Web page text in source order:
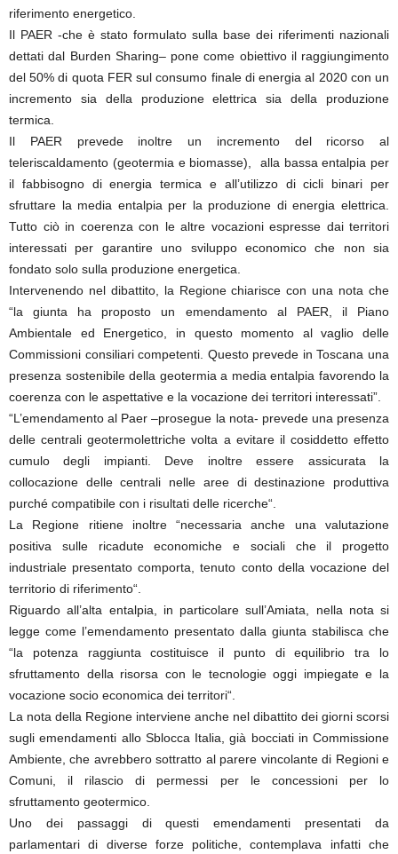
riferimento energetico.
Il PAER -che è stato formulato sulla base dei riferimenti nazionali
dettati dal Burden Sharing– pone come obiettivo il raggiungimento
del 50% di quota FER sul consumo finale di energia al 2020 con un
incremento sia della produzione elettrica sia della produzione
termica.
Il PAER prevede inoltre un incremento del ricorso al
teleriscaldamento (geotermia e biomasse), alla bassa entalpia per
il fabbisogno di energia termica e all’utilizzo di cicli binari per
sfruttare la media entalpia per la produzione di energia elettrica.
Tutto ciò in coerenza con le altre vocazioni espresse dai territori
interessati per garantire uno sviluppo economico che non sia
fondato solo sulla produzione energetica.
Intervenendo nel dibattito, la Regione chiarisce con una nota che
“la giunta ha proposto un emendamento al PAER, il Piano
Ambientale ed Energetico, in questo momento al vaglio delle
Commissioni consiliari competenti. Questo prevede in Toscana una
presenza sostenibile della geotermia a media entalpia favorendo la
coerenza con le aspettative e la vocazione dei territori interessati”.
“L’emendamento al Paer –prosegue la nota- prevede una presenza
delle centrali geotermolettriche volta a evitare il cosiddetto effetto
cumulo degli impianti. Deve inoltre essere assicurata la
collocazione delle centrali nelle aree di destinazione produttiva
purché compatibile con i risultati delle ricerche“.
La Regione ritiene inoltre “necessaria anche una valutazione
positiva sulle ricadute economiche e sociali che il progetto
industriale presentato comporta, tenuto conto della vocazione del
territorio di riferimento“.
Riguardo all’alta entalpia, in particolare sull’Amiata, nella nota si
legge come l’emendamento presentato dalla giunta stabilisca che
“la potenza raggiunta costituisce il punto di equilibrio tra lo
sfruttamento della risorsa con le tecnologie oggi impiegate e la
vocazione socio economica dei territori“.
La nota della Regione interviene anche nel dibattito dei giorni scorsi
sugli emendamenti allo Sblocca Italia, già bocciati in Commissione
Ambiente, che avrebbero sottratto al parere vincolante di Regioni e
Comuni, il rilascio di permessi per le concessioni per lo
sfruttamento geotermico.
Uno dei passaggi di questi emendamenti presentati da
parlamentari di diverse forze politiche, contemplava infatti che